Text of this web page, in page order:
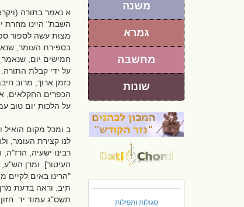
משנה
גמרא
מחשבה
שונות
סגולות ותפילות
א נאמר בתורה
השבת" היינו מחרת
מצות עשה לספור
בספירת העומר,
חמישים יום,
על ידי קבלת התורה.
כזמן ארוך, מרוב
הכפרים החקלאים,
על הלכות יום טוב
ב ומכל מקום
לנו קצירת העומר,
רבינו ישעיה,
העיטור]. ומרן
"הרינו באים
תיב. וראה בדעת
תשס"ג עמוד יד.